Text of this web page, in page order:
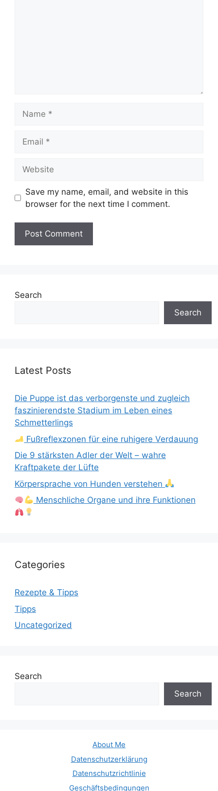
Save my name, email, and website in this
browser for the next time I comment.
Search
Search
Latest Posts
Die Puppe ist das verborgenste und zugleich
faszinierendste Stadium im Leben eines
Schmetterlings
Fußreflexzonen für eine ruhigere Verdauung
Die 9 stärksten Adler der Welt – wahre
Kraftpakete der Lüfte
Körpersprache von Hunden verstehen
Menschliche Organe und ihre Funktionen
Categories
Rezepte & Tipps
Tipps
Uncategorized
Search
Search
About Me
Datenschutzerklärung
Datenschutzrichtlinie
Geschäftsbedingungen